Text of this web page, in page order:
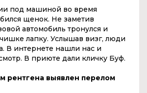
под машиной во время
щенок. Не заметив
автомобиль тронулся и
лапку. Услышав визг, люди
В интернете нашли нас и
В приюте дали кличку Буф.
рентгена выявлен перелом